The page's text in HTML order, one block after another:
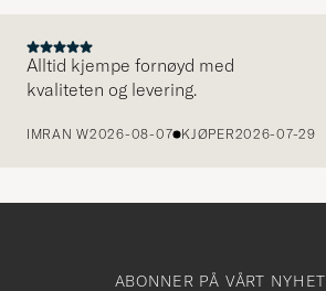
Alltid kjempe fornøyd med
kvaliteten og levering.
IMRAN W2026-08-07 KJØPER2026-07-29
ABONNER PÅ VÅRT